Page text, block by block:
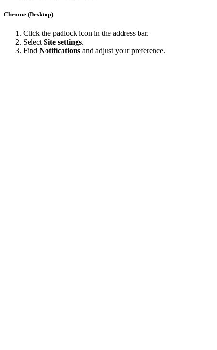
Chrome (Desktop)
Click the padlock icon in the address bar.
Select Site settings.
Find Notifications and adjust your preference.